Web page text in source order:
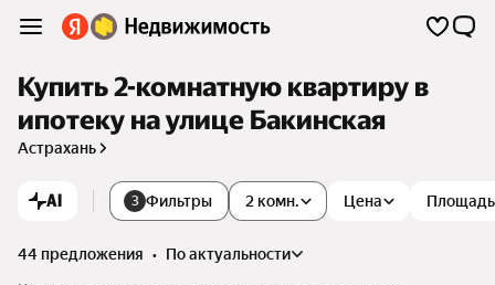
Купить 2-комнатную квартиру в
ипотеку на улице Бакинская
Астрахань
AI 3 Фильтры 2 комн. Цена Площадь
44 предложения •
по актуальности